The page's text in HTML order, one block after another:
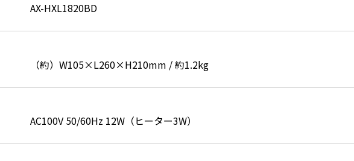
AX-HXL1820BD
（約）W105×L260×H210mm / 約1.2kg
AC100V 50/60Hz 12W（ヒーター3W）